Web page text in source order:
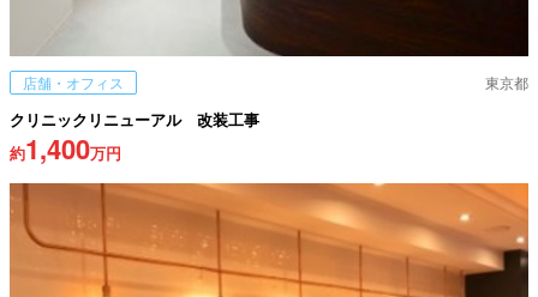
店舗・オフィス 東京都
クリニックリニューアル 改装工事
約1,400万円